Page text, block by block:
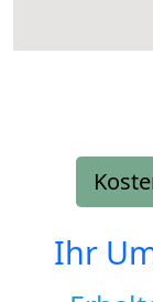
Ihr